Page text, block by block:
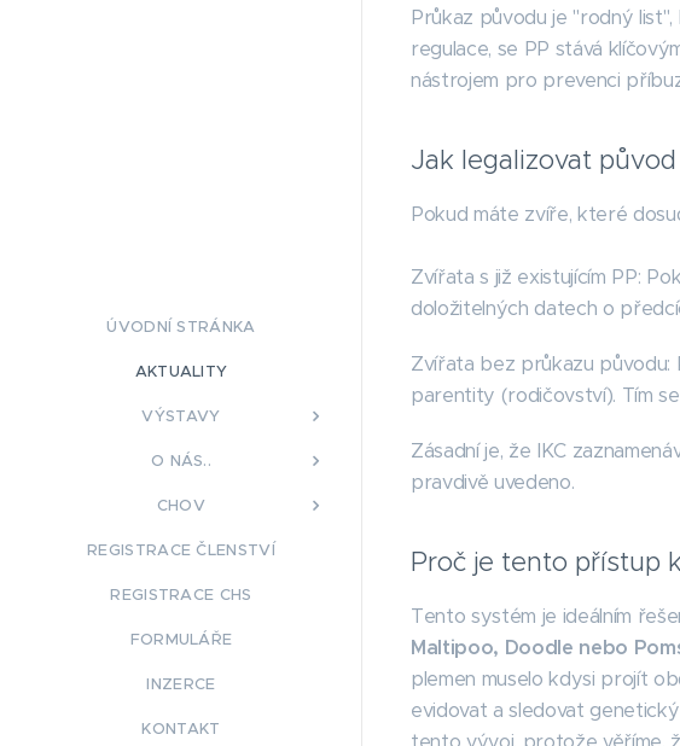
ÚVODNÍ STRÁNKA
AKTUALITY
VÝSTAVY
O NÁS..
CHOV
REGISTRACE ČLENSTVÍ
REGISTRACE CHS
FORMULÁŘE
INZERCE
KONTAKT
Průkaz původu je "rodný
regulace, se PP stává
nástrojem pro prevenci
Jak legalizovat
Pokud máte zvíře, které
Zvířata s již existujícím PP:
doložitelných datech o
Zvířata bez průkazu původu:
parentity (rodičovství). Tím
Zásadní je, že IKC
pravdivě uvedeno.
Proč je tento přístup
Tento systém je ideálním
Maltipoo, Doodle nebo
plemen muselo kdysi projít
evidovat a sledovat